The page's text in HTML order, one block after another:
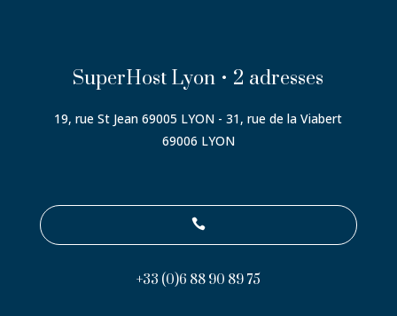
SuperHost Lyon • 2 adresses
19, rue St Jean 69005 LYON - 31, rue de la Viabert
69006 LYON

+33 (0)6 88 90 89 75